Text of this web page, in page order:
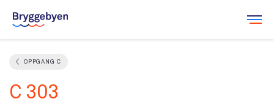
Leilighetsvelger
OPPGANG C
C 303